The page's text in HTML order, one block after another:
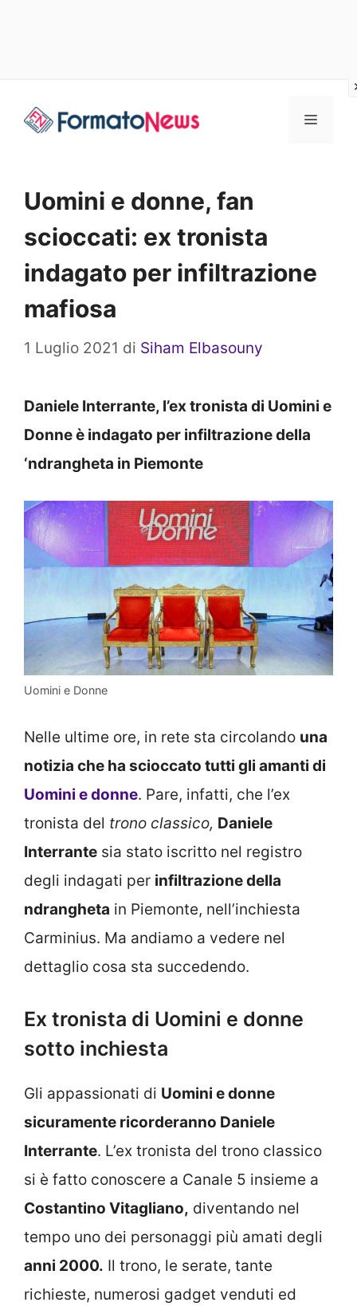
Menu
Uomini e donne, fan
scioccati: ex tronista
indagato per infiltrazione
mafiosa
1 Luglio 2021 di Siham Elbasouny
Daniele Interrante, l’ex tronista di Uomini e
Donne è indagato per infiltrazione della
‘ndrangheta in Piemonte
Uomini e Donne
Nelle ultime ore, in rete sta circolando una
notizia che ha scioccato tutti gli amanti di
Uomini e donne. Pare, infatti, che l’ex
tronista del trono classico, Daniele
Interrante sia stato iscritto nel registro
degli indagati per infiltrazione della
ndrangheta in Piemonte, nell’inchiesta
Carminius. Ma andiamo a vedere nel
dettaglio cosa sta succedendo.
Ex tronista di Uomini e donne
sotto inchiesta
Gli appassionati di Uomini e donne
sicuramente ricorderanno Daniele
Interrante. L’ex tronista del trono classico
si è fatto conoscere a Canale 5 insieme a
Costantino Vitagliano, diventando nel
tempo uno dei personaggi più amati degli
anni 2000. Il trono, le serate, tante
richieste, numerosi gadget venduti ed